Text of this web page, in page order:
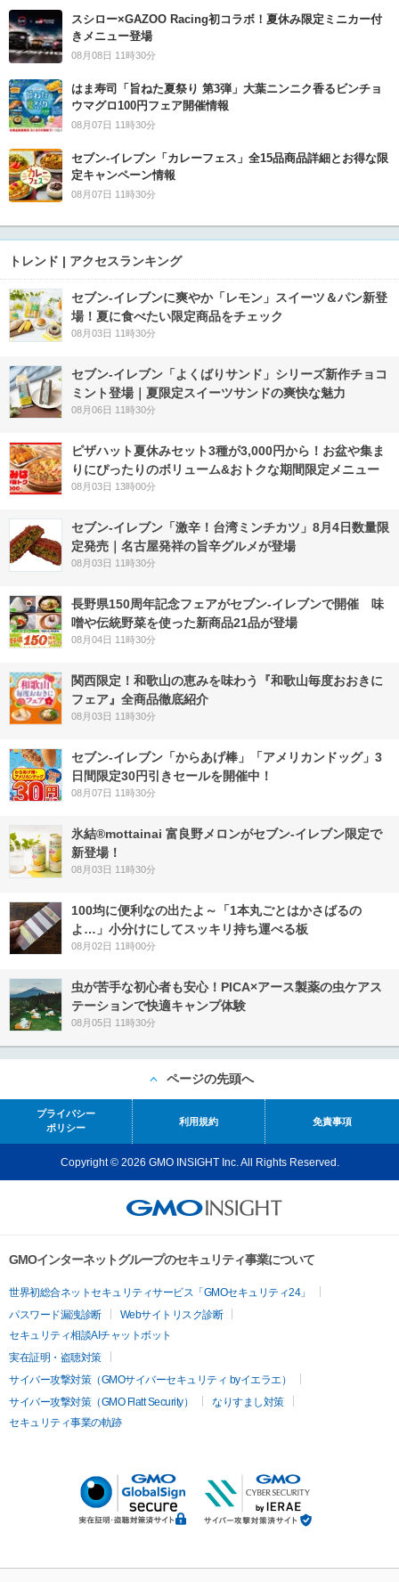
スシロー×GAZOO Racing初コラボ！夏休み限定ミニカー付
きメニュー登場
08月08日 11時30分
はま寿司「旨ねた夏祭り 第3弾」大葉ニンニク香るビンチョ
ウマグロ100円フェア開催情報
08月07日 11時30分
セブン‐イレブン「カレーフェス」全15品商品詳細とお得な限
定キャンペーン情報
08月07日 11時30分
トレンド | アクセスランキング
セブン‐イレブンに爽やか「レモン」スイーツ＆パン新登
場！夏に食べたい限定商品をチェック
08月03日 11時30分
セブン‐イレブン「よくばりサンド」シリーズ新作チョコ
ミント登場｜夏限定スイーツサンドの爽快な魅力
08月06日 11時30分
ピザハット夏休みセット3種が3,000円から！お盆や集ま
りにぴったりのボリューム&おトクな期間限定メニュー
08月03日 13時00分
セブン-イレブン「激辛！台湾ミンチカツ」8月4日数量限
定発売｜名古屋発祥の旨辛グルメが登場
08月03日 11時30分
長野県150周年記念フェアがセブン-イレブンで開催 味
噌や伝統野菜を使った新商品21品が登場
08月04日 11時30分
関西限定！和歌山の恵みを味わう『和歌山毎度おおきに
フェア』全商品徹底紹介
08月03日 11時30分
セブン‐イレブン「からあげ棒」「アメリカンドッグ」3
日間限定30円引きセールを開催中！
08月07日 11時30分
氷結®mottainai 富良野メロンがセブン‐イレブン限定で
新登場！
08月03日 11時30分
100均に便利なの出たよ～「1本丸ごとはかさばるの
よ…」小分けにしてスッキリ持ち運べる板
08月02日 11時00分
虫が苦手な初心者も安心！PICA×アース製薬の虫ケアス
テーションで快適キャンプ体験
08月05日 11時30分
ページの先頭へ
プライバシー
ポリシー
利用規約 免責事項
Copyright © 2026 GMO INSIGHT Inc. All Rights Reserved.
GMOインターネットグループのセキュリティ事業について
世界初総合ネットセキュリティサービス「GMOセキュリティ24」
パスワード漏洩診断
Webサイトリスク診断
セキュリティ相談AIチャットボット
実在証明・盗聴対策
サイバー攻撃対策（GMOサイバーセキュリティ byイエラエ）
サイバー攻撃対策（GMO Flatt Security）
なりすまし対策
セキュリティ事業の軌跡